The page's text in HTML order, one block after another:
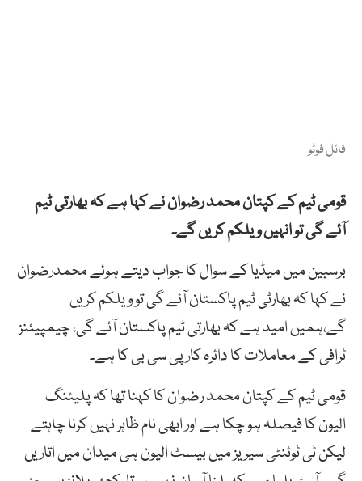
فائل فوٹو
قومی ٹیم کے کپتان محمد رضوان نے کہا ہے کہ بھارتی ٹیم
آئے گی تو انہیں ویلکم کریں گے۔
برسبین میں میڈیا کے سوال کا جواب دیتے ہوئے محمدرضوان
نے کہا کہ بھارٹی ٹیم پاکستان آئے گی تو ویلکم کریں
گے،ہمیں امید ہے کہ بھارتی ٹیم پاکستان آئے گی، چیمپیئنز
ٹرافی کے معاملات کا دائرہ کار پی سی بی کا ہے۔
قومی ٹیم کے کپتان محمد رضوان کا کہنا تھا کہ پلیئنگ
الیون کا فیصلہ ہو چکا ہے اور ابھی نام ظاہر نہیں کرنا چاہتے
لیکن ٹی ٹوئنٹی سیریز میں بیسٹ الیون ہی میدان میں اتاریں